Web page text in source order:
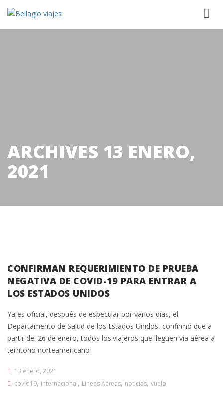
ARCHIVES 13 ENERO,
2021
CONFIRMAN REQUERIMIENTO DE PRUEBA
NEGATIVA DE COVID-19 PARA ENTRAR A
LOS ESTADOS UNIDOS
Ya es oficial, después de especular por varios días, el
Departamento de Salud de los Estados Unidos, confirmó que a
partir del 26 de enero, todos los viajeros que lleguen vía aérea a
territorio norteamericano
13 enero, 2021
covid19, internacional, Lineas Aéreas, noticias, vuelo